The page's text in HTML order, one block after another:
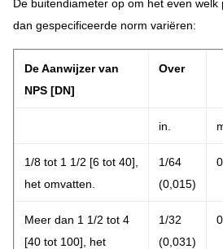
De buitendiameter op om het even
dan gespecificeerde norm variëren:
De Aanwijzer van
NPS [DN]
Over
in.
1/8 tot 1 1/2 [6 tot 40],
het omvatten.
1/64
(0,015)
Meer dan 1 1/2 tot 4
[40 tot 100], het
1/32
(0,031)